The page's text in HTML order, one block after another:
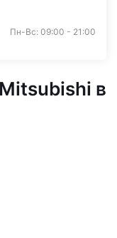
Пн-Вс: 09:00 - 21:00
в